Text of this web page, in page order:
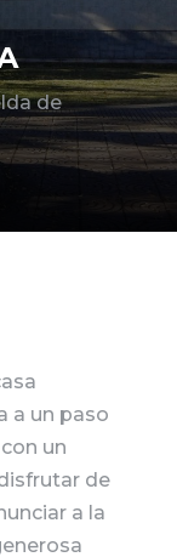
de
a un paso
un
de
a la